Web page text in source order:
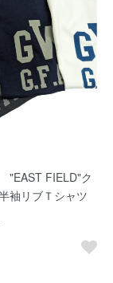
FIELD"ク
袖リブＴシャツ